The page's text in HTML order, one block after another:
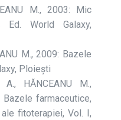
M., 2003: Mic
Ed. World Galaxy,
M., 2009: Bazele
Ploiești
A., HĂNCEANU M.,
Bazele farmaceutice,
fitoterapiei, Vol. I,